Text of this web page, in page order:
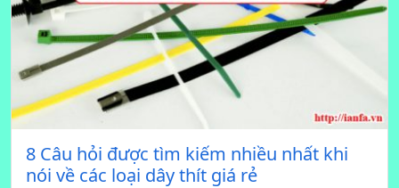
8 Câu hỏi được tìm kiếm nhiều nhất khi
nói về các loại dây thít giá rẻ